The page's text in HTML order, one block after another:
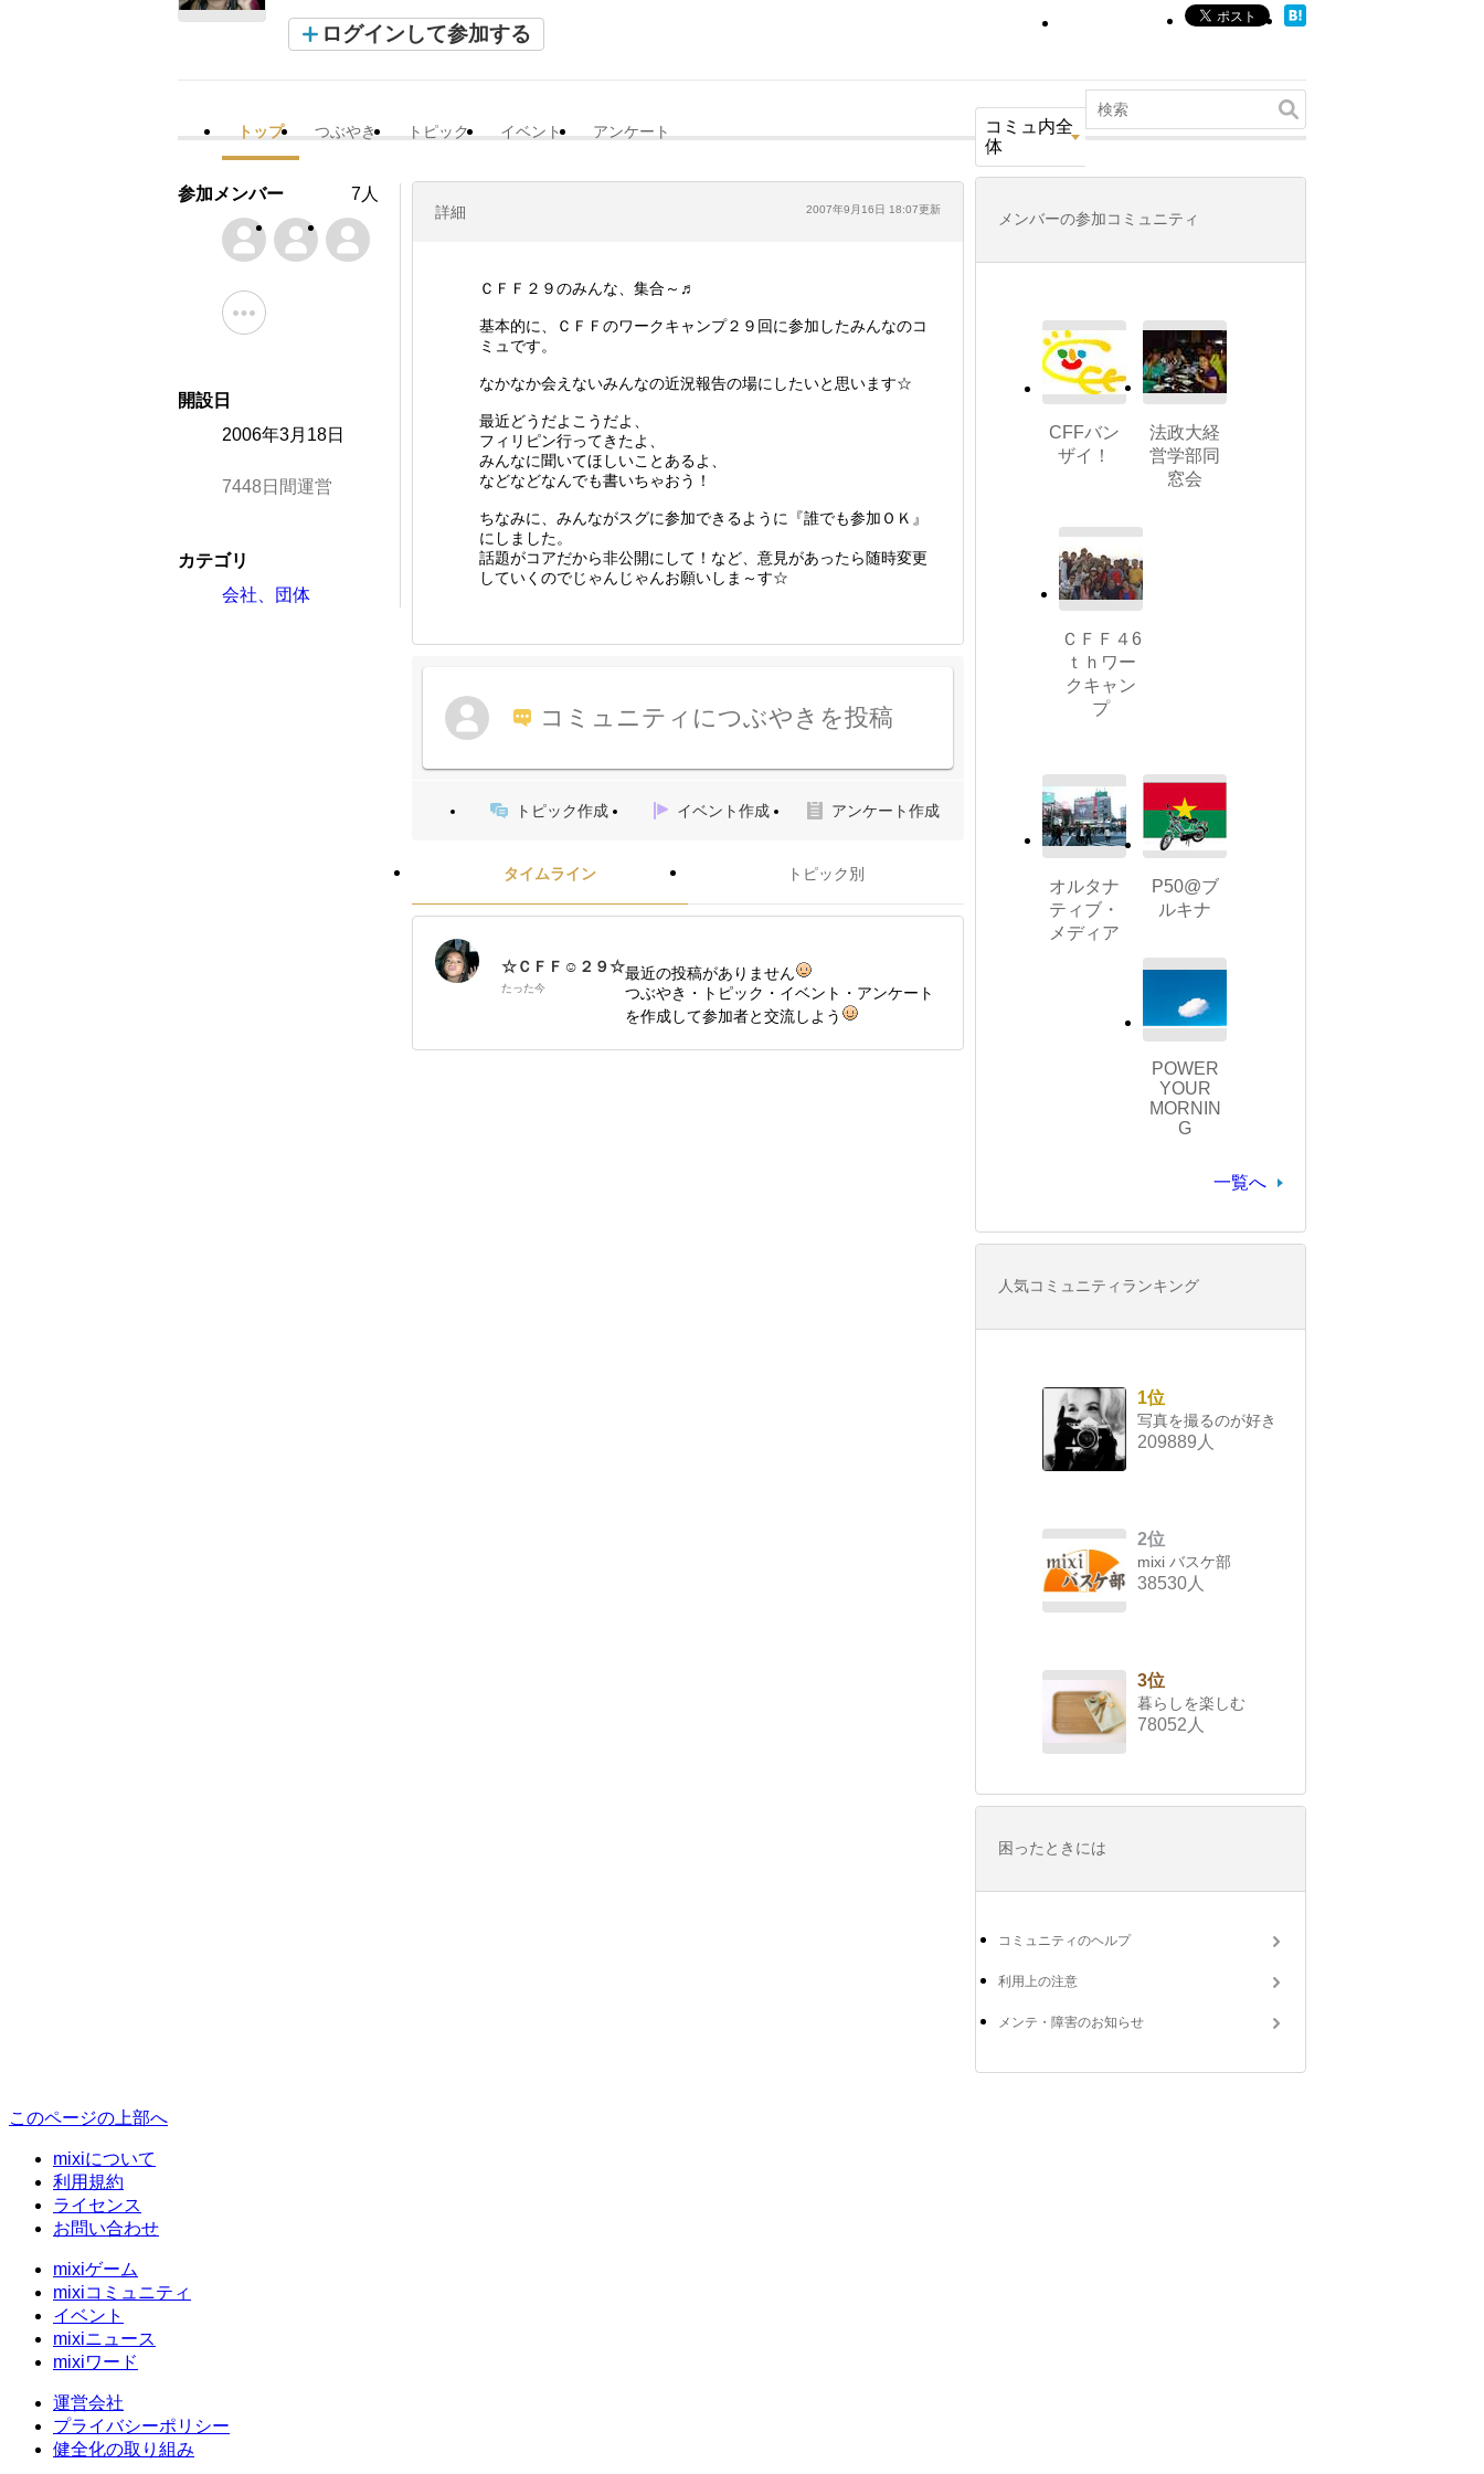
ログインして参加する
トップ つぶやき トピック イベント アンケート
コミュ内全
体
詳細 2007年9月16日 18:07更新
ＣＦＦ２９のみんな、集合～♬
基本的に、ＣＦＦのワークキャンプ２９回に参加したみんなのコ
ミュです。
なかなか会えないみんなの近況報告の場にしたいと思います☆
最近どうだよこうだよ、
フィリピン行ってきたよ、
みんなに聞いてほしいことあるよ、
などなどなんでも書いちゃおう！
ちなみに、みんながスグに参加できるように『誰でも参加ＯＫ』
にしました。
話題がコアだから非公開にして！など、意見があったら随時変更
していくのでじゃんじゃんお願いしま～す☆
コミュニティにつぶやきを投稿
トピック作成 イベント作成 アンケート作成
タイムライン トピック別
☆ＣＦＦ☺２９☆
たった今
最近の投稿がありません
つぶやき・トピック・イベント・アンケート
を作成して参加者と交流しよう
参加メンバー 7人
開設日
2006年3月18日
7448日間運営
カテゴリ
会社、団体
メンバーの参加コミュニティ
CFFバン
ザイ！
法政大経
営学部同
窓会
ＣＦＦ４6
ｔｈワー
クキャン
プ
オルタナ
ティブ・
メディア
P50@ブ
ルキナ
POWER
YOUR
MORNIN
G
一覧へ
人気コミュニティランキング
1位
写真を撮るのが好き
209889人
2位
mixi バスケ部
38530人
3位
暮らしを楽しむ
78052人
困ったときには
コミュニティのヘルプ
利用上の注意
メンテ・障害のお知らせ
このページの上部へ
mixiについて
利用規約
ライセンス
お問い合わせ
mixiゲーム
mixiコミュニティ
イベント
mixiニュース
mixiワード
運営会社
プライバシーポリシー
健全化の取り組み